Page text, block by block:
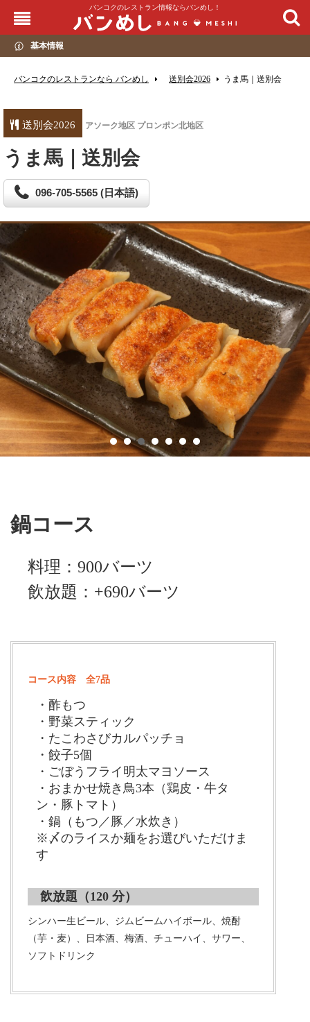
バンコクのレストラン情報ならバンめし！
基本情報
バンコクのレストランなら バンめし 送別会2026 うま馬｜送別会
送別会2026 アソーク地区 プロンポン北地区
うま馬｜送別会
096-705-5565 (日本語)
鍋コース
料理：900バーツ
飲放題：+690バーツ
コース内容 全7品
・酢もつ
・野菜スティック
・たこわさびカルパッチョ
・餃子5個
・ごぼうフライ明太マヨソース
・おまかせ焼き鳥3本（鶏皮・牛タ
ン・豚トマト）
・鍋（もつ／豚／水炊き）
※〆のライスか麺をお選びいただけま
す
飲放題（120 分）
シンハー生ビール、ジムビームハイボール、焼酎
（芋・麦）、日本酒、梅酒、チューハイ、サワー、
ソフトドリンク